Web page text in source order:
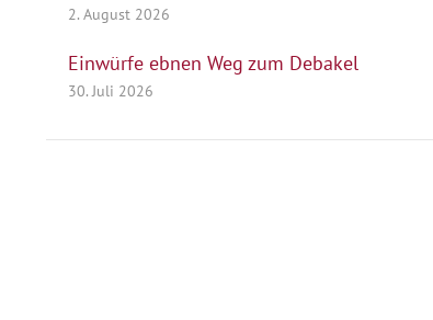
2. August 2026
Einwürfe ebnen Weg zum Debakel
30. Juli 2026